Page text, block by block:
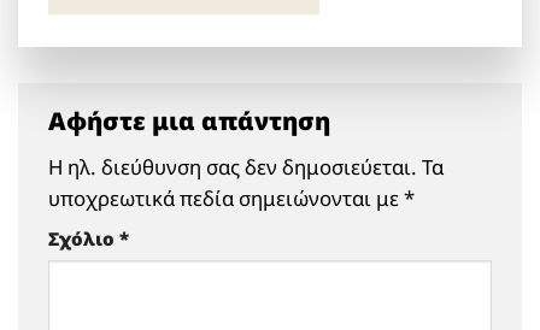
Αφήστε μια απάντηση
Η ηλ. διεύθυνση σας δεν δημοσιεύεται. Τα
υποχρεωτικά πεδία σημειώνονται με*
Σχόλιο *